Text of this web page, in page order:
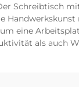
Schreibtisch
eine
als auch